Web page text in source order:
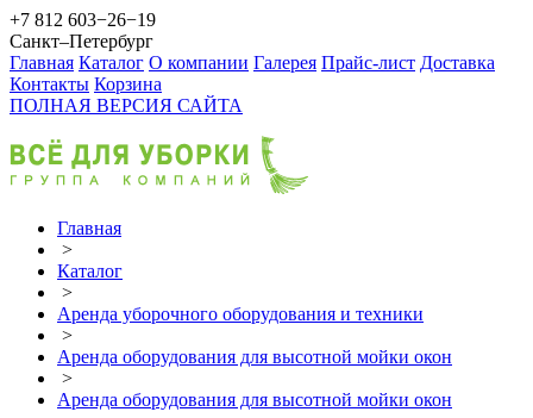
+7 812 603−26−19
Санкт–Петербург
Главная Каталог О компании Галерея Прайс-лист Доставка
Контакты Корзина
ПОЛНАЯ ВЕРСИЯ САЙТА
Главная
>
Каталог
>
Аренда уборочного оборудования и техники
>
Аренда оборудования для высотной мойки окон
>
Аренда оборудования для высотной мойки окон